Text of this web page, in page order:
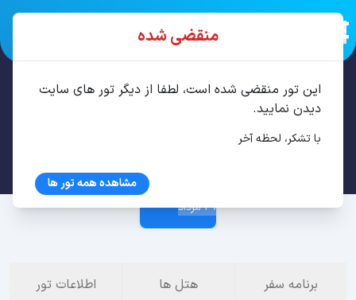
تور استانبول 4 شب مرداد
29 مرداد
برنامه سفر هتل ها اطلاعات تور
منقضی شده
این تور منقضی شده است، لطفا از دیگر تور های سایت
دیدن نمایید.
با تشکر، لحظه آخر
مشاهده همه تور ها